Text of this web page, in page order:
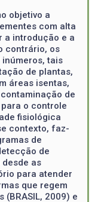
objetivo a
com alta
a introdução e a
contrário, os
tais
de plantas,
áreas isentas,
de
o controle
fisiológica
contexto, faz-
de
de
as
para atender
que regem
(BRASIL, 2009) e